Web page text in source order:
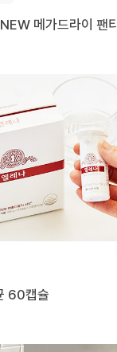
메가드라이 팬티
60캡슐